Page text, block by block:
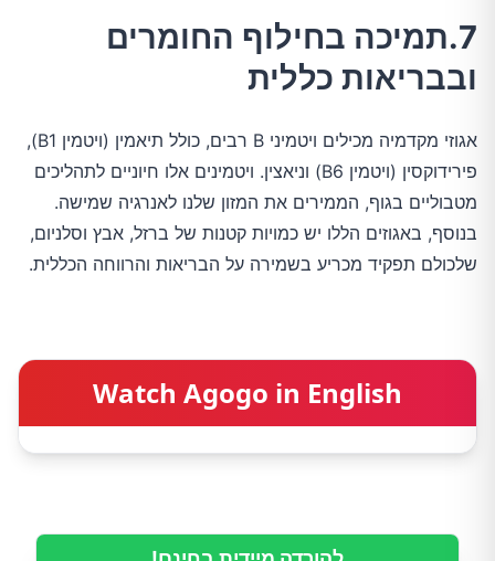
7.תמיכה בחילוף החומרים
ובבריאות כללית
אגוזי מקדמיה מכילים ויטמיני B רבים, כולל תיאמין (ויטמין B1),
פירידוקסין (ויטמין B6) וניאצין. ויטמינים אלו חיוניים לתהליכים
מטבוליים בגוף, הממירים את המזון שלנו לאנרגיה שמישה.
בנוסף, באגוזים הללו יש כמויות קטנות של ברזל, אבץ וסלניום,
שלכולם תפקיד מכריע בשמירה על הבריאות והרווחה הכללית.
Watch Agogo in English